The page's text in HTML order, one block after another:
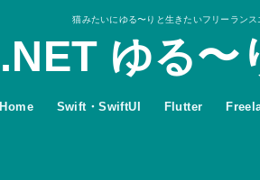
猫みたいにゆる〜りと生きたいフリーラン
.NET ゆる〜
Home Swift・SwiftUI Flutter